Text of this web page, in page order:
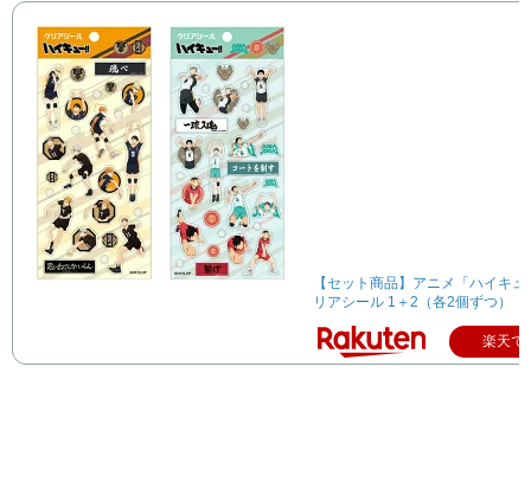
【セット商品】アニメ「ハイキュ
リアシール 1＋2（各2個ずつ）
楽天で